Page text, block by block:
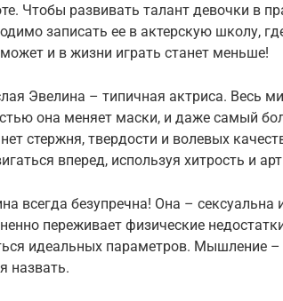
Чтобы развивать талант девочки в
записать ее в актерскую школу,
и в жизни играть станет меньше!
Эвелина – типичная актриса. Весь
она меняет маски, и даже самый
стержня, твердости и волевых
вперед, используя хитрость и
всегда безупречна! Она – сексуальна
переживает физические
идеальных параметров. Мышление –
назвать.